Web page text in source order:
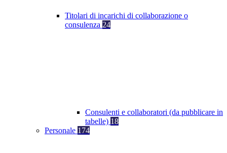
Titolari di incarichi di collaborazione o
consulenza 24
Consulenti e collaboratori (da pubblicare in
tabelle) 18
Personale 174